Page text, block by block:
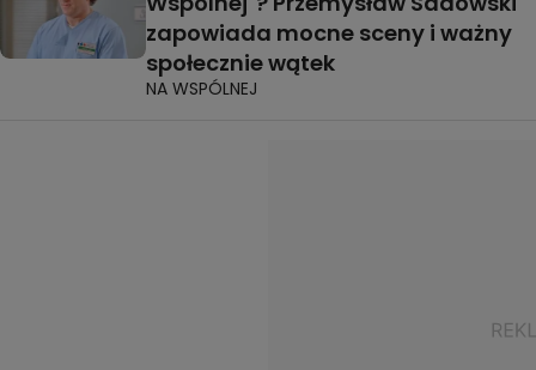
zapowiada mocne sceny i ważny
społecznie wątek
NA WSPÓLNEJ